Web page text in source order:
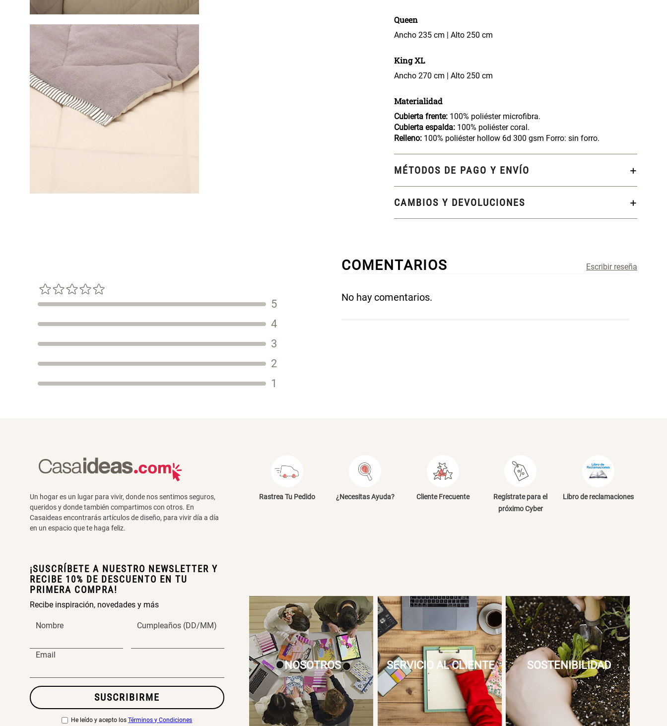
Queen
Ancho 235 cm | Alto 250 cm
King XL
Ancho 270 cm | Alto 250 cm
Materialidad
Cubierta frente: 100% poliéster microfibra.
Cubierta espalda: 100% poliéster coral.
Relleno: 100% poliéster hollow 6d 300 gsm Forro: sin forro.
MÉTODOS DE PAGO Y ENVÍO
CAMBIOS Y DEVOLUCIONES
5
4
3
2
1
COMENTARIOS
No hay comentarios.
Un hogar es un lugar para vivir, donde nos sentimos seguros,
queridos y donde también compartimos con otros. En
Casaideas encontrarás artículos de diseño, para vivir día a día
en un espacio que te haga feliz.
¡SUSCRÍBETE A NUESTRO NEWSLETTER Y
RECIBE 10% DE DESCUENTO EN TU
PRIMERA COMPRA!
Recibe inspiración, novedades y más
Nombre Cumpleaños (DD/MM)
Email
SUSCRIBIRME
He leído y acepto los Términos y Condiciones
Rastrea Tu Pedido ¿Necesitas Ayuda? Cliente Frecuente
Regístrate para el
próximo Cyber
Libro de reclamaciones
NOSOTROS SERVICIO AL CLIENTE SOSTENIBILIDAD